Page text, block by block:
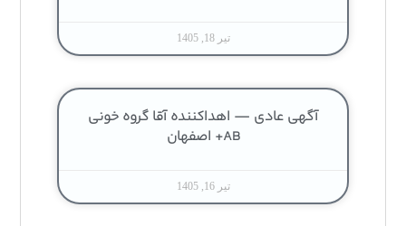
تیر 18, 1405
آگهی عادی — اهداکننده آقا گروه خونی
AB+ اصفهان
تیر 16, 1405